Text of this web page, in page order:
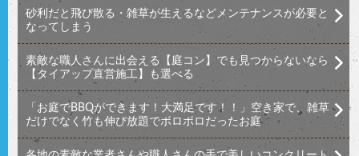
砂利だと飛び散る・雑草が生えるなどメンテナンスが必要と
なってしまう
素敵な職人さんに出会える【庭コン】でも見つからないなら
【タイアップ直営施工】も選べる
「お庭でBBQができます！大満足です！！」空き家で、雑草
だけでなく竹も伸び放題でボロボロだったお庭